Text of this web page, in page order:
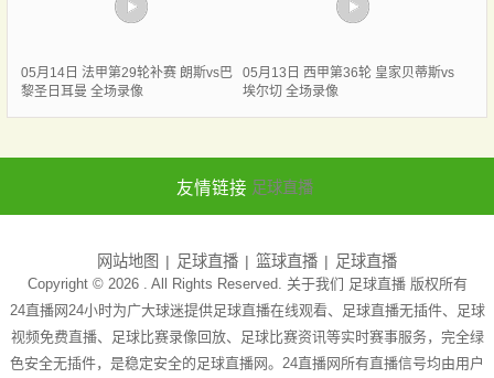
05月14日 法甲第29轮补赛 朗斯vs巴
黎圣日耳曼 全场录像
05月13日 西甲第36轮 皇家贝蒂斯vs
埃尔切 全场录像
友情链接 足球直播
网站地图 足球直播 篮球直播 足球直播
Copyright © 2026 . All Rights Reserved. 关于我们 足球直播版权所有
24直播网24小时为广大球迷提供足球直播在线观看、足球直播无插件、足球
视频免费直播、足球比赛录像回放、足球比赛资讯等实时赛事服务，完全绿
色安全无插件，是稳定安全的足球直播网。24直播网所有直播信号均由用户